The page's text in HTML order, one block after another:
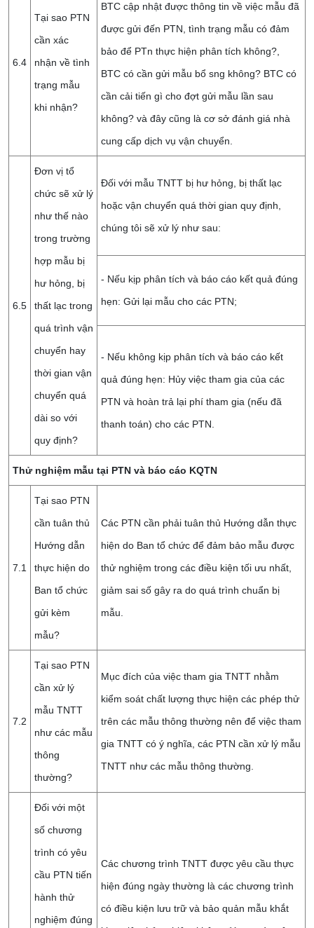
6.4
Tại sao PTN
cần xác
nhận về tình
trạng mẫu
khi nhận?
BTC cập nhật được thông tin về việc mẫu đã
được gửi đến PTN, tình trạng mẫu có đảm
bảo để PTn thực hiện phân tích không?,
BTC có cần gửi mẫu bổ sng không? BTC có
cần cải tiến gì cho đợt gửi mẫu lần sau
không? và đây cũng là cơ sở đánh giá nhà
cung cấp dịch vụ vận chuyển.
6.5
Đơn vị tổ
chức sẽ xử lý
như thế nào
trong trường
hợp mẫu bị
hư hỏng, bị
thất lạc trong
quá trình vận
chuyển hay
thời gian vận
chuyển quá
dài so với
quy định?
Đối với mẫu TNTT bị hư hỏng, bị thất lạc
hoặc vận chuyển quá thời gian quy định,
chúng tôi sẽ xử lý như sau:
- Nếu kịp phân tích và báo cáo kết quả đúng
hẹn: Gửi lại mẫu cho các PTN;
- Nếu không kịp phân tích và báo cáo kết
quả đúng hẹn: Hủy việc tham gia của các
PTN và hoàn trả lại phí tham gia (nếu đã
thanh toán) cho các PTN.
Thử nghiệm mẫu tại PTN và báo cáo KQTN
7.1
Tại sao PTN
cần tuân thủ
Hướng dẫn
thực hiện do
Ban tổ chức
gửi kèm
mẫu?
Các PTN cần phải tuân thủ Hướng dẫn thực
hiện do Ban tổ chức để đảm bảo mẫu được
thử nghiệm trong các điều kiện tối ưu nhất,
giảm sai số gây ra do quá trình chuẩn bị
mẫu.
7.2
Tại sao PTN
cần xử lý
mẫu TNTT
như các mẫu
thông
thường?
Mục đích của việc tham gia TNTT nhằm
kiểm soát chất lượng thực hiện các phép thử
trên các mẫu thông thường nên để việc tham
gia TNTT có ý nghĩa, các PTN cần xử lý mẫu
TNTT như các mẫu thông thường.
Đối với một
số chương
trình có yêu
cầu PTN tiến
hành thử
nghiệm đúng
Các chương trình TNTT được yêu cầu thực
hiện đúng ngày thường là các chương trình
có điều kiện lưu trữ và bảo quản mẫu khắt